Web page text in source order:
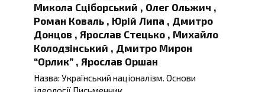
Микола Сціборський , Олег Ольжич ,
Роман Коваль , Юрій Липа , Дмитро
Донцов , Ярослав Стецько , Михайло
Колодзінський , Дмитро Мирон
“Орлик” , Ярослав Оршан
Назва: Український націоналізм. Основи